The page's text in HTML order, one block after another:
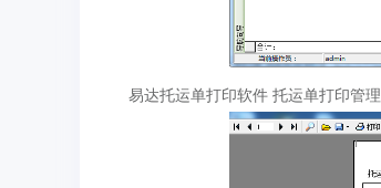
易达托运单打印软件 托运单打印管理